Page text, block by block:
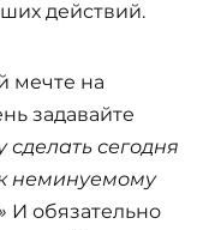
действий.
мечте на
задавайте
сделать сегодня
неминуемому
И обязательно